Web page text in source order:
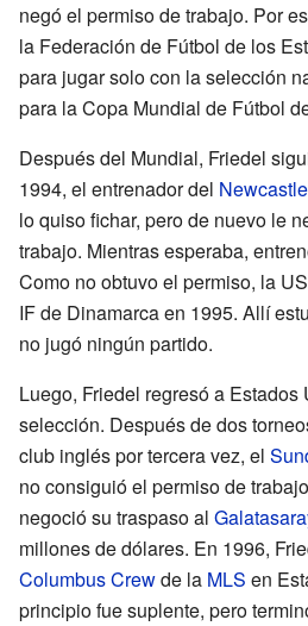
negó el permiso de trabajo. Por
la Federación de Fútbol de los
para jugar solo con la selección
para la Copa Mundial de Fútbol
Después del Mundial, Friedel
1994, el entrenador del
lo quiso fichar, pero de nuevo le
trabajo. Mientras esperaba,
Como no obtuvo el permiso, la
IF de Dinamarca en 1995. Allí
no jugó ningún partido.
Luego, Friedel regresó a
selección. Después de dos
club inglés por tercera vez, el
no consiguió el permiso de
negoció su traspaso al
millones de dólares. En 1996,
Columbus Crewde la MLS en
principio fue suplente, pero